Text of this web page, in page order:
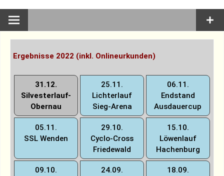
Ergebnisse 2022 (inkl. Onlineurkunden)
31.12.
Silvesterlauf-
Obernau
25.11.
Lichterlauf
Sieg-Arena
06.11.
Endstand
Ausdauercup
05.11.
SSL Wenden
29.10.
Cyclo-Cross
Friedewald
15.10.
Löwenlauf
Hachenburg
09.10.
24.09.
18.09.